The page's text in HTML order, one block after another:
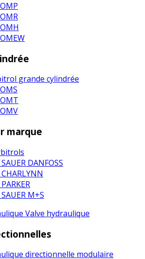
marque
DANFOSS
M+S
Valve hydraulique